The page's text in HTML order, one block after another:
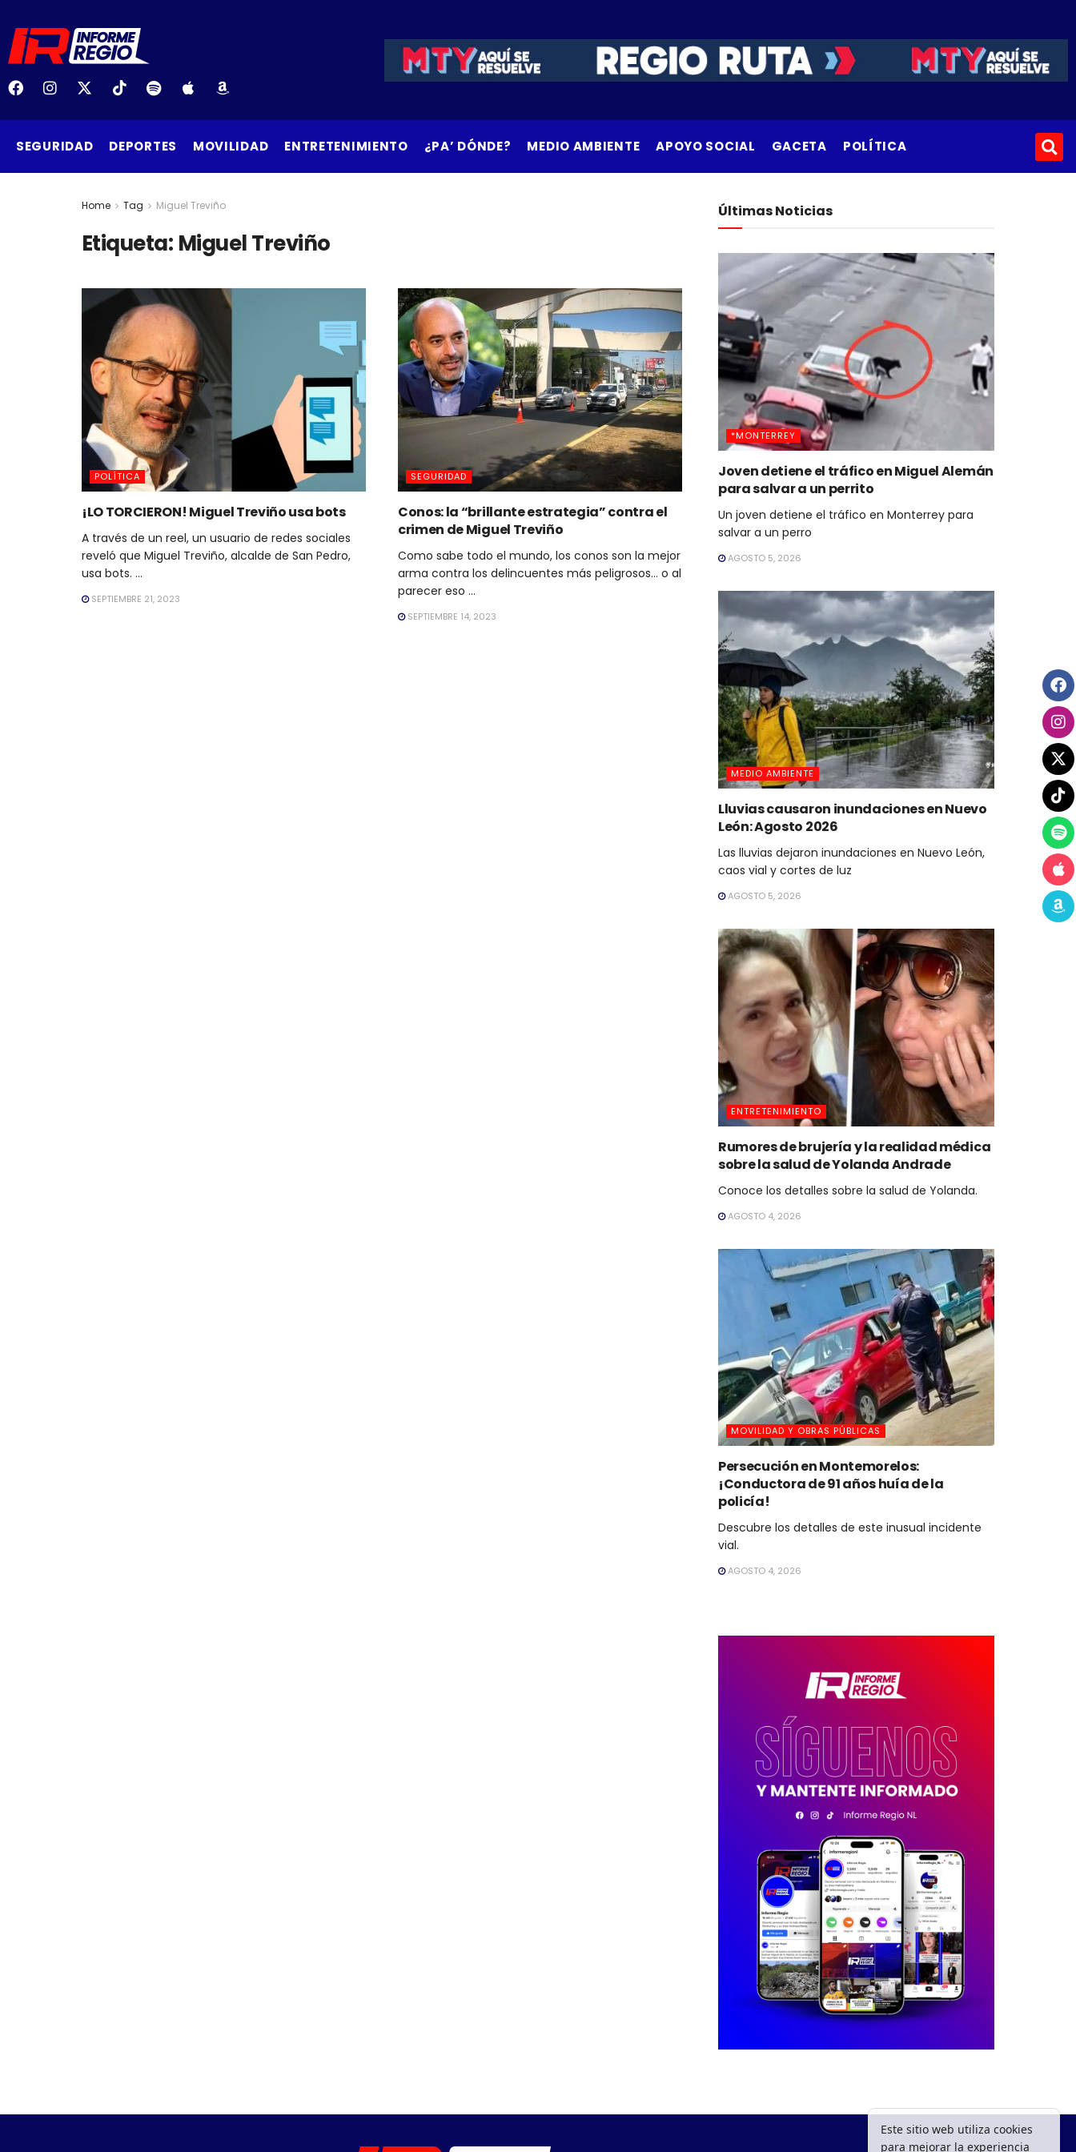
SEGURIDAD DEPORTES MOVILIDAD ENTRETENIMIENTO ¿PA’ DÓNDE? MEDIO AMBIENTE APOYO SOCIAL GACETA POLÍTICA
Home Tag Miguel Treviño
Etiqueta: Miguel Treviño
POLÍTICA
¡LO TORCIERON! Miguel Treviño usa bots
A través de un reel, un usuario de redes sociales
reveló que Miguel Treviño, alcalde de San Pedro,
usa bots. ...
SEPTIEMBRE 21, 2023
SEGURIDAD
Conos: la “brillante estrategia” contra el
crimen de Miguel Treviño
Como sabe todo el mundo, los conos son la mejor
arma contra los delincuentes más peligrosos… o al
parecer eso ...
SEPTIEMBRE 14, 2023
Últimas Noticias
*MONTERREY
Joven detiene el tráfico en Miguel Alemán
para salvar a un perrito
Un joven detiene el tráfico en Monterrey para
salvar a un perro
AGOSTO 5, 2026
MEDIO AMBIENTE
Lluvias causaron inundaciones en Nuevo
León: Agosto 2026
Las lluvias dejaron inundaciones en Nuevo León,
caos vial y cortes de luz
AGOSTO 5, 2026
ENTRETENIMIENTO
Rumores de brujería y la realidad médica
sobre la salud de Yolanda Andrade
Conoce los detalles sobre la salud de Yolanda.
AGOSTO 4, 2026
MOVILIDAD Y OBRAS PÚBLICAS
Persecución en Montemorelos:
¡Conductora de 91 años huía de la
policía!
Descubre los detalles de este inusual incidente
vial.
AGOSTO 4, 2026
Este sitio web utiliza cookies
para mejorar la experiencia